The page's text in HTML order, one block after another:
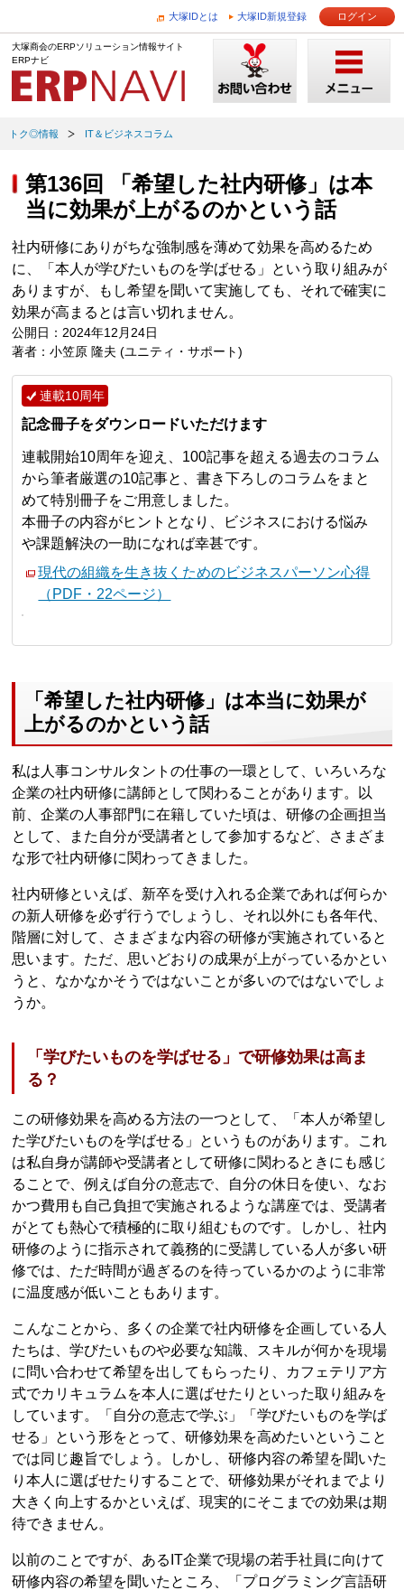
大塚IDとは 大塚ID新規登録 ログイン
大塚商会のERPソリューション情報サイト
ERPナビ
トク◎情報 IT＆ビジネスコラム
第136回 「希望した社内研修」は本
当に効果が上がるのかという話
社内研修にありがちな強制感を薄めて効果を高めるため
に、「本人が学びたいものを学ばせる」という取り組みが
ありますが、もし希望を聞いて実施しても、それで確実に
効果が高まるとは言い切れません。
公開日：2024年12月24日
著者：小笠原 隆夫 (ユニティ・サポート)
連載10周年
記念冊子をダウンロードいただけます
連載開始10周年を迎え、100記事を超える過去のコラム
から筆者厳選の10記事と、書き下ろしのコラムをまと
めて特別冊子をご用意しました。
本冊子の内容がヒントとなり、ビジネスにおける悩み
や課題解決の一助になれば幸甚です。
現代の組織を生き抜くためのビジネスパーソン心得
（PDF・22ページ）
「希望した社内研修」は本当に効果が
上がるのかという話
私は人事コンサルタントの仕事の一環として、いろいろな
企業の社内研修に講師として関わることがあります。以
前、企業の人事部門に在籍していた頃は、研修の企画担当
として、また自分が受講者として参加するなど、さまざま
な形で社内研修に関わってきました。
社内研修といえば、新卒を受け入れる企業であれば何らか
の新人研修を必ず行うでしょうし、それ以外にも各年代、
階層に対して、さまざまな内容の研修が実施されていると
思います。ただ、思いどおりの成果が上がっているかとい
うと、なかなかそうではないことが多いのではないでしょ
うか。
「学びたいものを学ばせる」で研修効果は高ま
る？
この研修効果を高める方法の一つとして、「本人が希望し
た学びたいものを学ばせる」というものがあります。これ
は私自身が講師や受講者として研修に関わるときにも感じ
ることで、例えば自分の意志で、自分の休日を使い、なお
かつ費用も自己負担で実施されるような講座では、受講者
がとても熱心で積極的に取り組むものです。しかし、社内
研修のように指示されて義務的に受講している人が多い研
修では、ただ時間が過ぎるのを待っているかのように非常
に温度感が低いこともあります。
こんなことから、多くの企業で社内研修を企画している人
たちは、学びたいものや必要な知識、スキルが何かを現場
に問い合わせて希望を出してもらったり、カフェテリア方
式でカリキュラムを本人に選ばせたりといった取り組みを
しています。「自分の意志で学ぶ」「学びたいものを学ば
せる」という形をとって、研修効果を高めたいということ
では同じ趣旨でしょう。しかし、研修内容の希望を聞いた
り本人に選ばせたりすることで、研修効果がそれまでより
大きく向上するかといえば、現実的にそこまでの効果は期
待できません。
以前のことですが、あるIT企業で現場の若手社員に向けて
研修内容の希望を聞いたところ、「プログラミング言語研